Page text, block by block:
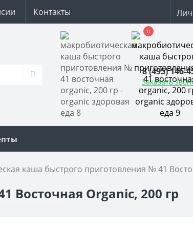
Контакты
8 (495) 146-
Заказать
0
каша быстрого приготовления № 41
Восточная Organic, 200 гр